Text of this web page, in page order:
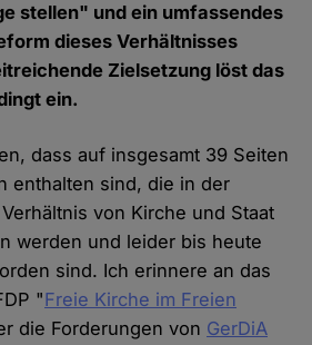
stellen" und ein umfassendes
dieses Verhältnisses
Zielsetzung löst das
ein.
dass auf insgesamt 39 Seiten
enthalten sind, die in der
von Kirche und Staat
werden und leider bis heute
sind. Ich erinnere an das
"Freie Kirche im Freien
die Forderungen von GerDiA